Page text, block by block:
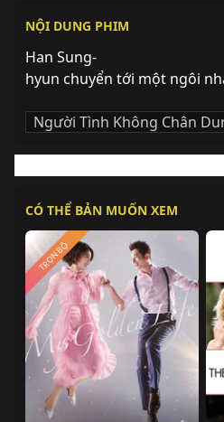
NỘI DUNG PHIM
Han Sung-
hyun chuyển tới một ngôi
Người Tình Không Chân
CÓ THỂ BẢN MUỐN XEM
TRỌN BỘ